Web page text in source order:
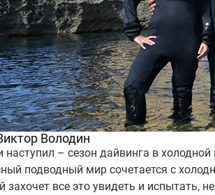
Володин
наступил – сезон дайвинга в
подводный мир сочетается с
захочет все это увидеть и испытать,